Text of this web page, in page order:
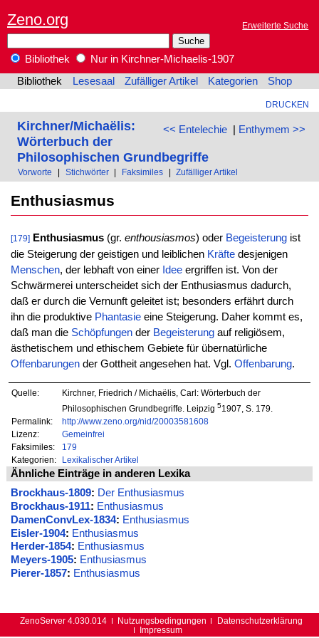
Zeno.org Erweiterte Suche
Bibliothek
Nur in Kirchner-Michaelis-1907
Bibliothek
Lesesaal Zufälliger Artikel Kategorien Shop
DRUCKEN
<< Entelechie| Enthymem >>
Kirchner/Michaëlis:
Wörterbuch der
Philosophischen Grundbegriffe
Vorworte Stichwörter Faksimiles Zufälliger Artikel
Enthusiasmus
[179] Enthusiasmus(gr. enthousiasmos) oder Begeisterungist
die Steigerung der geistigen und leiblichen Kräftedesjenigen
Menschen, der lebhaft von einer Ideeergriffen ist. Von der
Schwärmerei unterscheidet sich der Enthusiasmus dadurch,
daß er durch die Vernunft geleitet ist; besonders erfährt durch
ihn die produktive Phantasieeine Steigerung. Daher kommt es,
daß man die Schöpfungender Begeisterungauf religiösem,
ästhetischem und ethischem Gebiete für übernatürliche
Offenbarungender Gottheit angesehen hat. Vgl. Offenbarung.
Quelle:
Kirchner, Friedrich / Michaëlis, Carl: Wörterbuch der
Philosophischen Grundbegriffe. Leipzig 51907, S. 179.
Permalink:
http://www.zeno.org/nid/20003581608
Lizenz:
Gemeinfrei
Faksimiles:
179
Kategorien:
Lexikalischer Artikel
Ähnliche Einträge in anderen Lexika
Brockhaus-1809: Der Enthusiasmus
Brockhaus-1911: Enthusiasmus
DamenConvLex-1834: Enthusiasmus
Eisler-1904: Enthusiasmus
Herder-1854: Enthusiasmus
Meyers-1905: Enthusiasmus
Pierer-1857: Enthusiasmus
ZenoServer 4.030.014 Nutzungsbedingungen
Datenschutzerklärung
Impressum